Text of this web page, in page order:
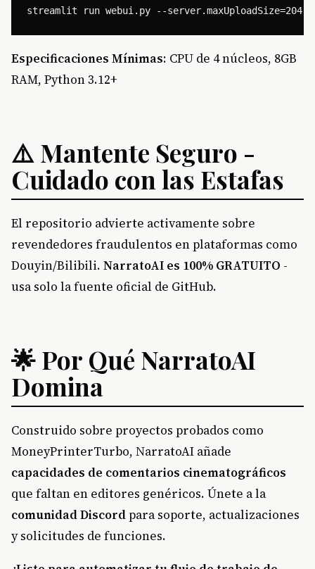
Especificaciones Mínimas: CPU de 4 núcleos, 8GB
RAM, Python 3.12+
⚠️ Mantente Seguro -
Cuidado con las Estafas
El repositorio advierte activamente sobre
revendedores fraudulentos en plataformas como
Douyin/Bilibili. NarratoAI es 100% GRATUITO -
usa solo la fuente oficial de GitHub.
🌟 Por Qué NarratoAI
Domina
Construido sobre proyectos probados como
MoneyPrinterTurbo, NarratoAI añade
capacidades de comentarios cinematográficos
que faltan en editores genéricos. Únete a la
comunidad Discordpara soporte, actualizaciones
y solicitudes de funciones.